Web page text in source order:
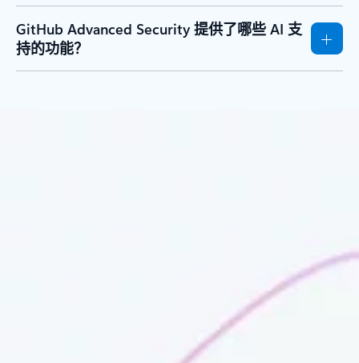
GitHub Advanced Security 提供了哪些 AI 支
持的功能？